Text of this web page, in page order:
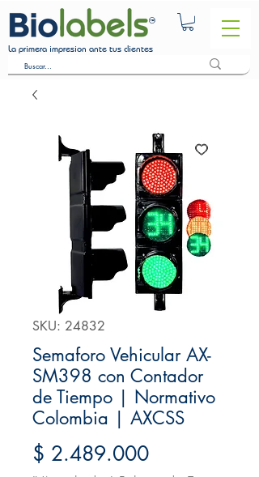
La primera impresion ante tus clientes
SKU: 24832
Semaforo Vehicular AX-
SM398 con Contador
de Tiempo | Normativo
Colombia | AXCSS
$ 2.489.000Precio